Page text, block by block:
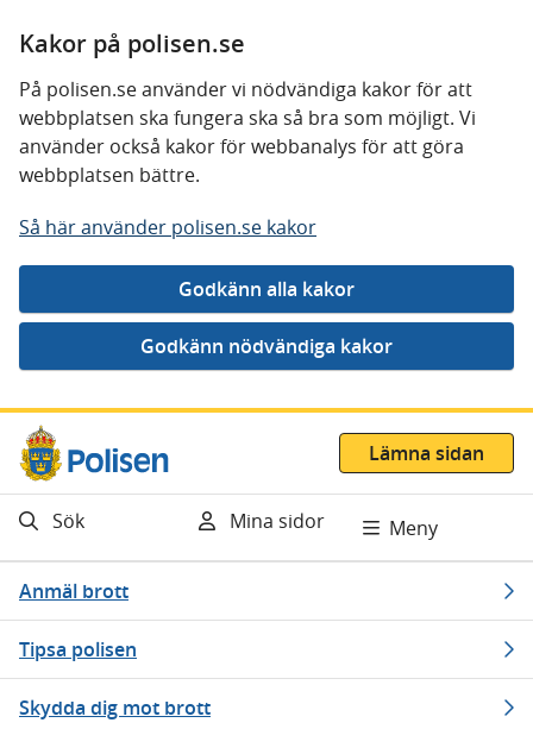
Kakor på polisen.se
På polisen.se använder vi nödvändiga kakor för att
webbplatsen ska fungera ska så bra som möjligt. Vi
använder också kakor för webbanalys för att göra
webbplatsen bättre.
Så här använder polisen.se kakor
Gå direkt till innehåll
Lämna sidan
Sök Mina sidor Meny
Anmäl brott
Tipsa polisen
Skydda dig mot brott